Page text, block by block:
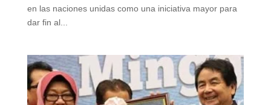
en las naciones unidas como una iniciativa mayor para
dar fin al...